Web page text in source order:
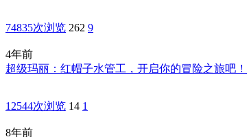
74835次浏览 262 9
4年前
超级玛丽：红帽子水管工，开启你的冒险之旅吧！
12544次浏览 14 1
8年前